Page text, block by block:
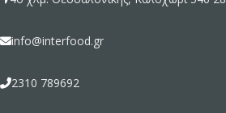
info@interfood.gr
2310 789692